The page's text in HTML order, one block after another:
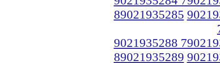
89021935285
9021935288
89021935289